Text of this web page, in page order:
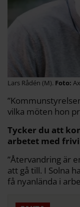
Lars Rådén (M).
vilka möten hon
Tycker du att
arbetet med
”Återvandring är
att gå till. I Solna
få nyanlända i